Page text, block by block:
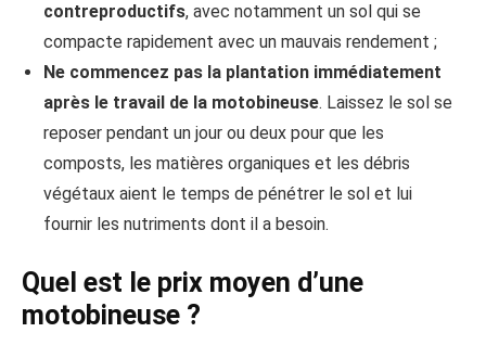
contreproductifs, avec notamment un sol qui se
compacte rapidement avec un mauvais rendement ;
Ne commencez pas la plantation immédiatement
après le travail de la motobineuse. Laissez le sol se
reposer pendant un jour ou deux pour que les
composts, les matières organiques et les débris
végétaux aient le temps de pénétrer le sol et lui
fournir les nutriments dont il a besoin.
Quel est le prix moyen d’une
motobineuse ?